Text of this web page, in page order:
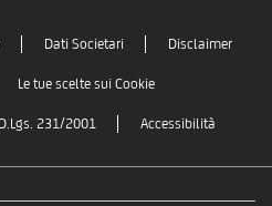
Dati Societari Disclaimer
Le tue scelte sui Cookie
231/2001 Accessibilità